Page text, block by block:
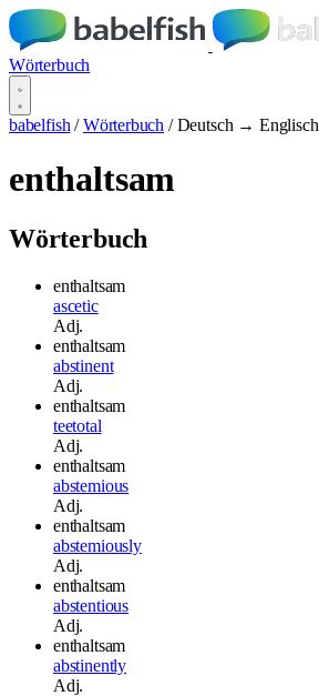
Wörterbuch
babelfish / Wörterbuch / Deutsch → Englisch
enthaltsam
Wörterbuch
enthaltsam
ascetic
Adj.
enthaltsam
abstinent
Adj.
enthaltsam
teetotal
Adj.
enthaltsam
abstemious
Adj.
enthaltsam
abstemiously
Adj.
enthaltsam
abstentious
Adj.
enthaltsam
abstinently
Adj.